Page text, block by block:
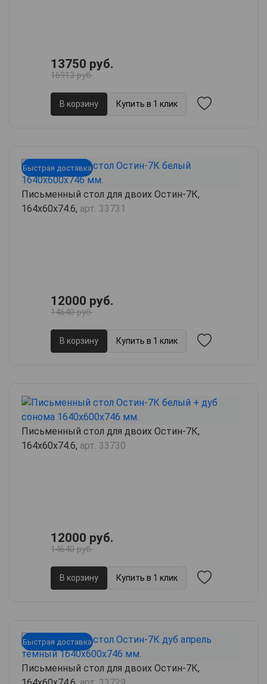
13750 руб.
16913 руб.
В корзину Купить в 1 клик
Быстрая доставка
Письменный стол для двоих Остин-7К,
164х60х74.6, арт. 33731
12000 руб.
14640 руб.
В корзину Купить в 1 клик
Письменный стол для двоих Остин-7К,
164х60х74.6, арт. 33730
12000 руб.
14640 руб.
В корзину Купить в 1 клик
Быстрая доставка
Письменный стол для двоих Остин-7К,